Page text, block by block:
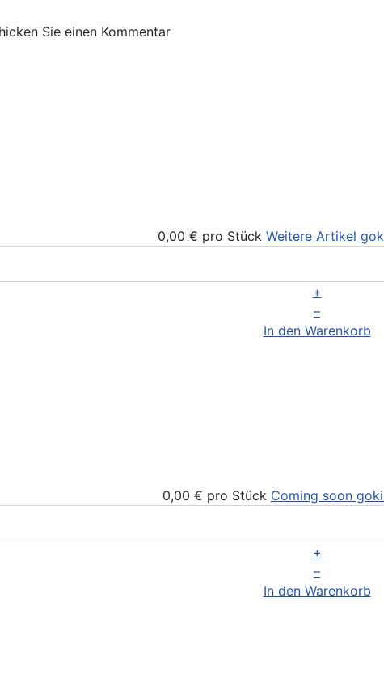
0,00 € pro Stück Weitere Artikel
+
–
In den Warenkorb
0,00 € pro Stück Coming soon
+
–
In den Warenkorb